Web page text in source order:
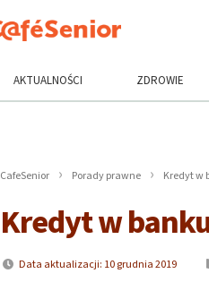
AKTUALNOŚCI ZDROWIE
CafeSenior Porady prawne Kredyt w
Kredyt w
Data aktualizacji: 10 grudnia 2019